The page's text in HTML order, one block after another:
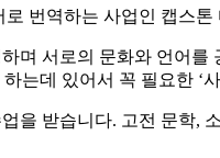
번역하는 사업인 캡스
서로의 문화와 언어를
는데 있어서 꼭 필요한 ‘
을 받습니다. 고전 문학,